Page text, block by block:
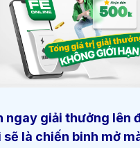
ngay giải thưởng lên
sẽ là chiến binh mở